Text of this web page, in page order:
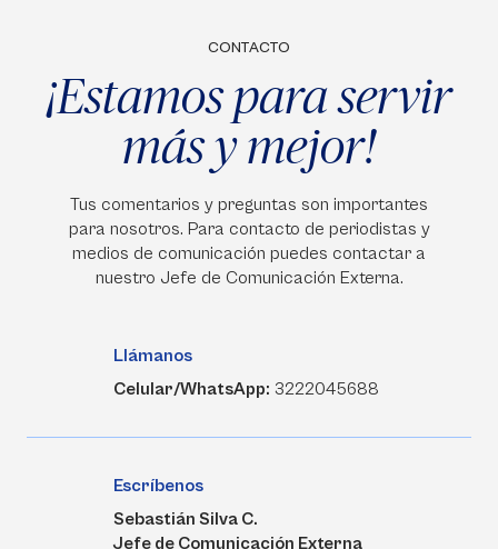
CONTACTO
¡Estamos para servir
más y mejor!
Tus comentarios y preguntas son importantes
para nosotros. Para contacto de periodistas y
medios de comunicación puedes contactar a
nuestro Jefe de Comunicación Externa.
Llámanos
Celular/WhatsApp: 3222045688
Escríbenos
Sebastián Silva C.
Jefe de Comunicación Externa